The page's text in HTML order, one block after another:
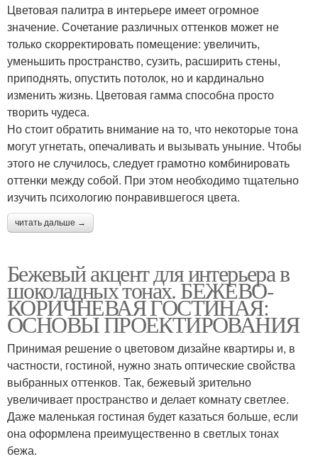
Цветовая палитра в интерьере имеет огромное
значение. Сочетание различных оттенков может не
только скорректировать помещение: увеличить,
уменьшить пространство, сузить, расширить стены,
приподнять, опустить потолок, но и кардинально
изменить жизнь. Цветовая гамма способна просто
творить чудеса.
Но стоит обратить внимание на то, что некоторые тона
могут угнетать, опечаливать и вызывать уныние. Чтобы
этого не случилось, следует грамотно комбинировать
оттенки между собой. При этом необходимо тщательно
изучить психологию понравившегося цвета.
читать дальше →
Бежевый акцент для интерьера в
шоколадных тонах. БЕЖЕВО-
КОРИЧНЕВАЯ ГОСТИНАЯ:
ОСНОВЫ ПРОЕКТИРОВАНИЯ
Принимая решение о цветовом дизайне квартиры и, в
частности, гостиной, нужно знать оптические свойства
выбранных оттенков. Так, бежевый зрительно
увеличивает пространство и делает комнату светлее.
Даже маленькая гостиная будет казаться больше, если
она оформлена преимущественно в светлых тонах
бежа.